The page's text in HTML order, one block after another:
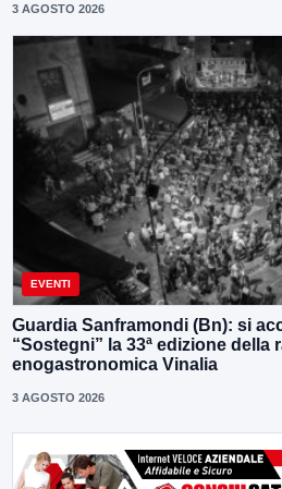
3 AGOSTO 2026
EVENTI
Guardia Sanframondi (Bn): si
“Sostegni” la 33ª edizione della
enogastronomica Vinalia
3 AGOSTO 2026